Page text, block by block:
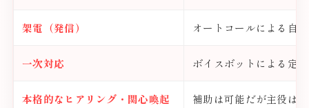
架電（発信） オートコールによる自
一次対応 ボイスボットによる定
本格的なヒアリング・関心喚起 補助は可能だが主役は人